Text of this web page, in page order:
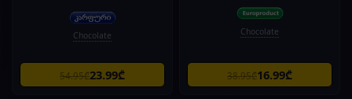
Chocolate
54.95₾23.99₾
Chocolate
38.95₾16.99₾